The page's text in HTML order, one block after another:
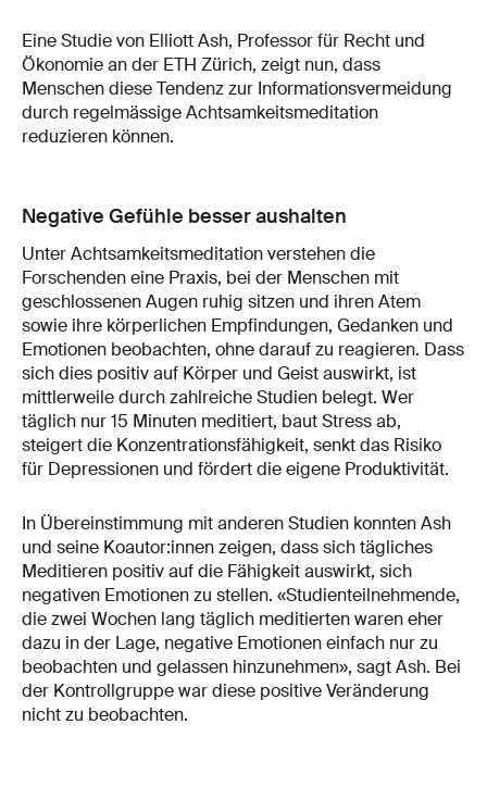
Eine Studie von Elliott Ash, Professor für Recht und
Ökonomie an der ETH Zürich, zeigt nun, dass
Menschen diese Tendenz zur Informationsvermeidung
durch regelmässige Achtsamkeitsmeditation
reduzieren können.
Negative Gefühle besser aushalten
Unter Achtsamkeitsmeditation verstehen die
Forschenden eine Praxis, bei der Menschen mit
geschlossenen Augen ruhig sitzen und ihren Atem
sowie ihre körperlichen Empfindungen, Gedanken und
Emotionen beobachten, ohne darauf zu reagieren. Dass
sich dies positiv auf Körper und Geist auswirkt, ist
mittlerweile durch zahlreiche Studien belegt. Wer
täglich nur 15 Minuten meditiert, baut Stress ab,
steigert die Konzentrationsfähigkeit, senkt das Risiko
für Depressionen und fördert die eigene Produktivität.
In Übereinstimmung mit anderen Studien konnten Ash
und seine Koautor:innen zeigen, dass sich tägliches
Meditieren positiv auf die Fähigkeit auswirkt, sich
negativen Emotionen zu stellen. «Studienteilnehmende,
die zwei Wochen lang täglich meditierten waren eher
dazu in der Lage, negative Emotionen einfach nur zu
beobachten und gelassen hinzunehmen», sagt Ash. Bei
der Kontrollgruppe war diese positive Veränderung
nicht zu beobachten.